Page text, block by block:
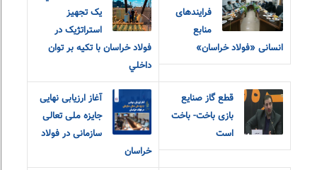
فرایندهای
منابع
انسانی «فولاد خراسان»
يک تجهيز
استراتژيک در
فولاد خراسان با تکيه بر توان
داخلي
قطع گاز صنایع
بازی باخت- باخت
است
آغاز ارزیابی نهایی
جایزه ملی تعالی
سازمانی در فولاد
خراسان